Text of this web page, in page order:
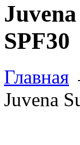
SPF30
Главная
Juvena